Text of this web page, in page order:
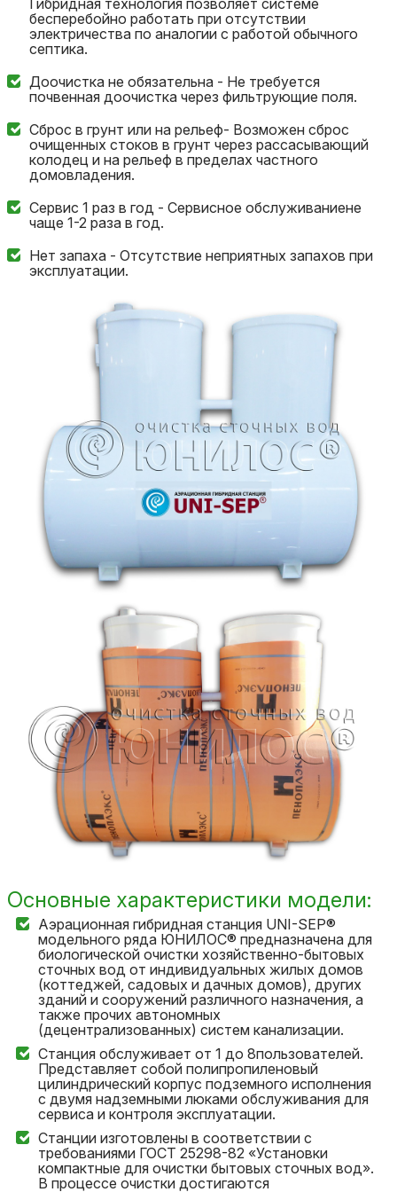
Гибридная технология позволяет системе
бесперебойно работать при отсутствии
электричества по аналогии с работой обычного
септика.
Доочистка не обязательна - Не требуется
почвенная доочистка через фильтрующие поля.
Сброс в грунт или на рельеф- Возможен сброс
очищенных стоков в грунт через рассасывающий
колодец и на рельеф в пределах частного
домовладения.
Сервис 1 раз в год - Сервисное обслуживаниене
чаще 1-2 раза в год.
Нет запаха - Отсутствие неприятных запахов при
эксплуатации.
Основные характеристики модели:
Аэрационная гибридная станция UNI-SEP®
модельного ряда ЮНИЛОС® предназначена для
биологической очистки хозяйственно-бытовых
сточных вод от индивидуальных жилых домов
(коттеджей, садовых и дачных домов), других
зданий и сооружений различного назначения, а
также прочих автономных
(децентрализованных) систем канализации.
Станция обслуживает от 1 до 8пользователей.
Представляет собой полипропиленовый
цилиндрический корпус подземного исполнения
с двумя надземными люками обслуживания для
сервиса и контроля эксплуатации.
Станции изготовлены в соответствии с
требованиями ГОСТ 25298-82 «Установки
компактные для очистки бытовых сточных вод».
В процессе очистки достигаются